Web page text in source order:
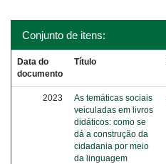
Conjunto de itens:
Data do
documento
Título
2023
As temáticas sociais
veiculadas em livros
didáticos: como se
dá a construção da
cidadania por meio
da linguagem